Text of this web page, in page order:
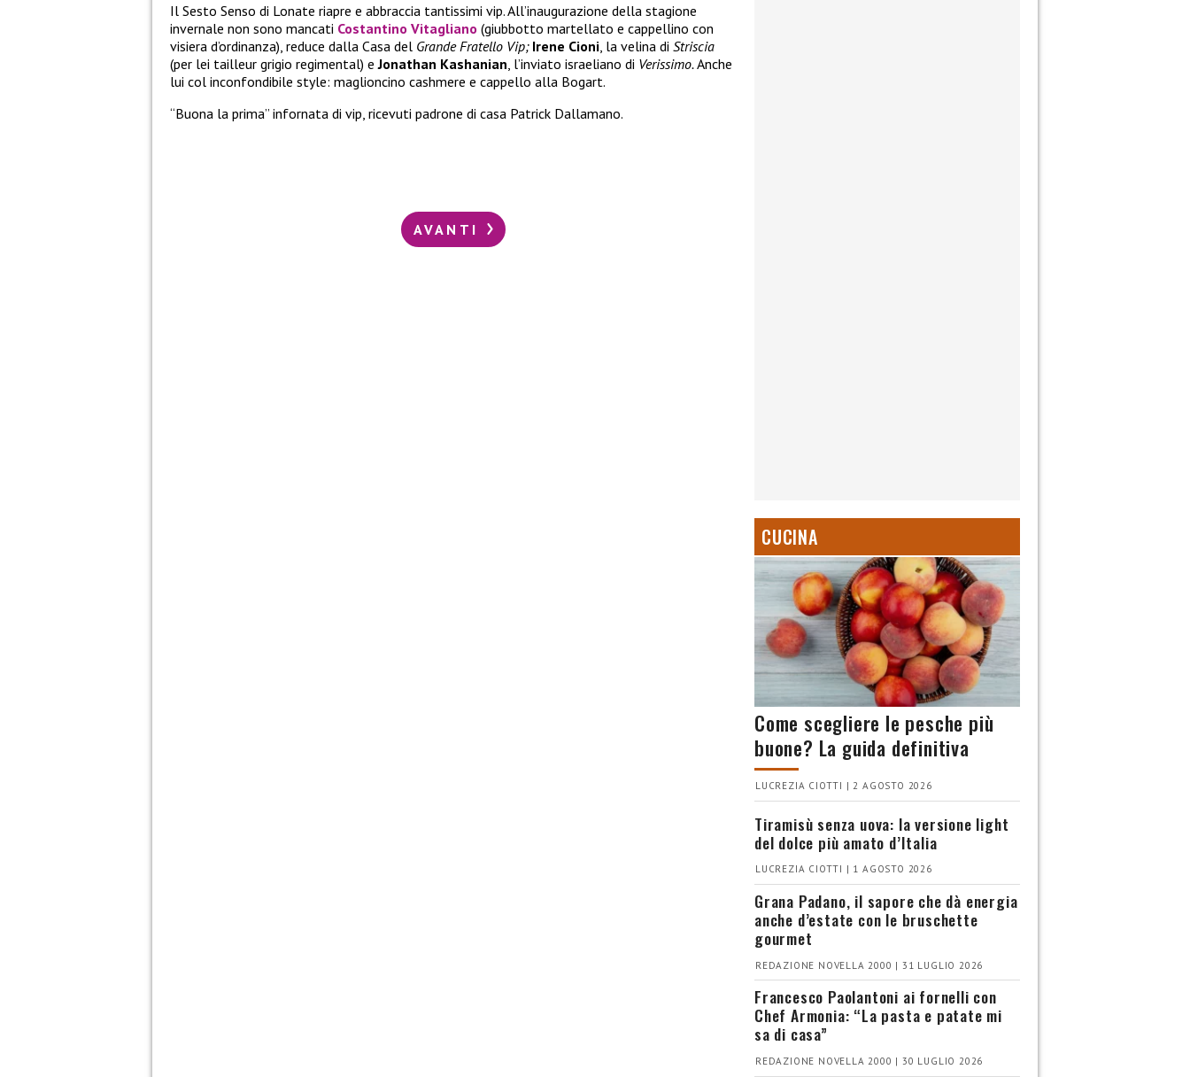
Il Sesto Senso di Lonate riapre e abbraccia tantissimi vip. All’inaugurazione della stagione
invernale non sono mancati Costantino Vitagliano (giubbotto martellato e cappellino con
visiera d’ordinanza), reduce dalla Casa del Grande Fratello Vip; Irene Cioni , la velina di Striscia
(per lei tailleur grigio regimental) eJonathan Kashanian , l’inviato israeliano di Verissimo.Anche
lui col inconfondibile style: maglioncino cashmere e cappello alla Bogart.
“Buona la prima” infornata di vip, ricevuti padrone di casa Patrick Dallamano.
AVANTI
CUCINA
Come scegliere le pesche più
buone? La guida definitiva
LUCREZIA CIOTTI | 2 AGOSTO 2026
Tiramisù senza uova: la versione light
del dolce più amato d’Italia
LUCREZIA CIOTTI | 1 AGOSTO 2026
Grana Padano, il sapore che dà energia
anche d’estate con le bruschette
gourmet
REDAZIONE NOVELLA 2000 | 31 LUGLIO 2026
Francesco Paolantoni ai fornelli con
Chef Armonia: “La pasta e patate mi
sa di casa”
REDAZIONE NOVELLA 2000 | 30 LUGLIO 2026